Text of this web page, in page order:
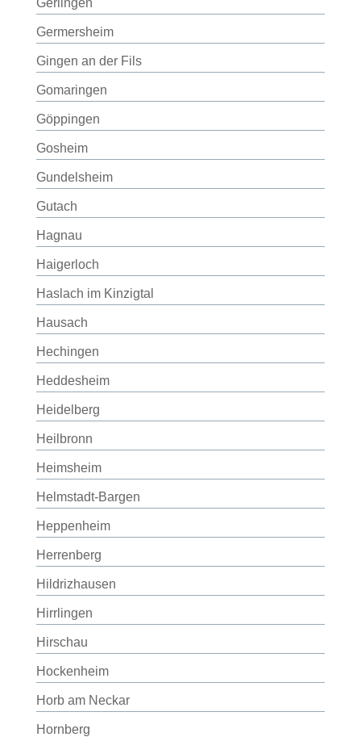
Gerlingen
Germersheim
Gingen an der Fils
Gomaringen
Göppingen
Gosheim
Gundelsheim
Gutach
Hagnau
Haigerloch
Haslach im Kinzigtal
Hausach
Hechingen
Heddesheim
Heidelberg
Heilbronn
Heimsheim
Helmstadt-Bargen
Heppenheim
Herrenberg
Hildrizhausen
Hirrlingen
Hirschau
Hockenheim
Horb am Neckar
Hornberg